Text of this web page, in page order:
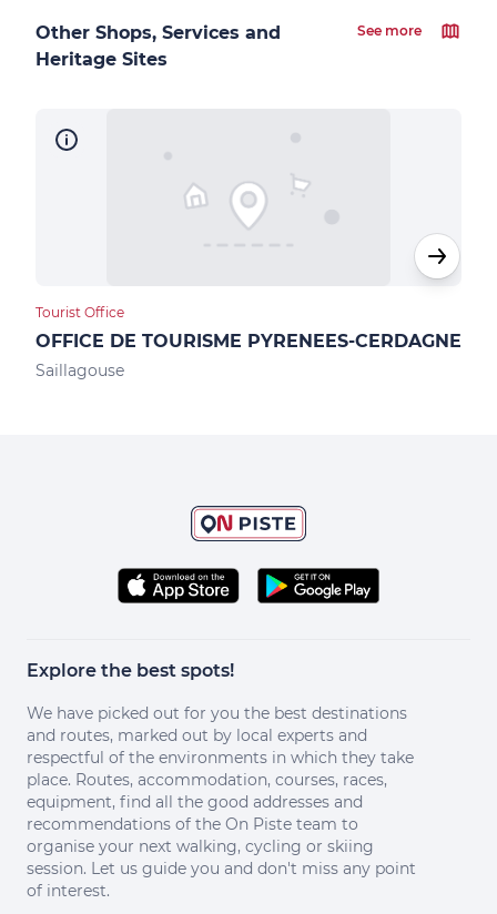
Other Shops, Services and
Heritage Sites
See more
Tourist Office
OFFICE DE TOURISME PYRENEES-CERDAGNE
Saillagouse
Explore the best spots!
We have picked out for you the best destinations
and routes, marked out by local experts and
respectful of the environments in which they take
place. Routes, accommodation, courses, races,
equipment, find all the good addresses and
recommendations of the On Piste team to
organise your next walking, cycling or skiing
session. Let us guide you and don't miss any point
of interest.